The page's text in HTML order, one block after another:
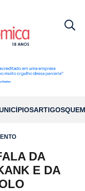
ARTIGOS
DA
E DA